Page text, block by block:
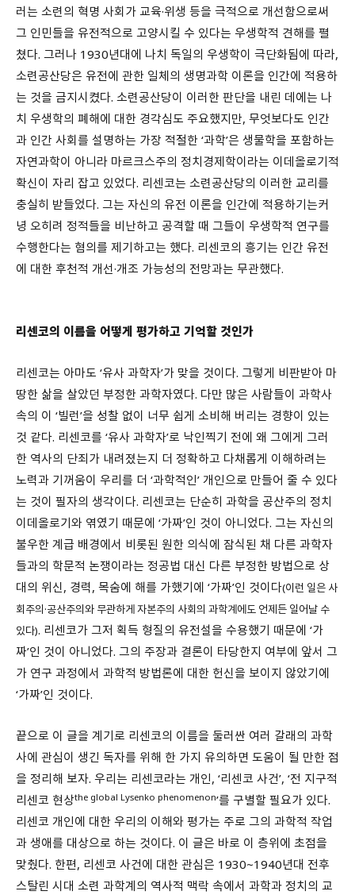
러는 소련의 혁명 사회가 교육·위생 등을 극적으로 개선함으로써
그 인민들을 유전적으로 고양시킬 수 있다는 우생학적 견해를 펼
쳤다. 그러나 1930년대에 나치 독일의 우생학이 극단화됨에 따라,
소련공산당은 유전에 관한 일체의 생명과학 이론을 인간에 적용하
는 것을 금지시켰다. 소련공산당이 이러한 판단을 내린 데에는 나
치 우생학의 폐해에 대한 경각심도 주요했지만, 무엇보다도 인간
과 인간 사회를 설명하는 가장 적절한 ‘과학’은 생물학을 포함하는
자연과학이 아니라 마르크스주의 정치경제학이라는 이데올로기적
확신이 자리 잡고 있었다. 리센코는 소련공산당의 이러한 교리를
충실히 받들었다. 그는 자신의 유전 이론을 인간에 적용하기는커
녕 오히려 정적들을 비난하고 공격할 때 그들이 우생학적 연구를
수행한다는 혐의를 제기하고는 했다. 리센코의 흥기는 인간 유전
에 대한 후천적 개선·개조 가능성의 전망과는 무관했다.
리센코의 이름을 어떻게 평가하고 기억할 것인가
리센코는 아마도 ‘유사 과학자’가 맞을 것이다. 그렇게 비판받아 마
땅한 삶을 살았던 부정한 과학자였다. 다만 많은 사람들이 과학사
속의 이 ‘빌런’을 성찰 없이 너무 쉽게 소비해 버리는 경향이 있는
것 같다. 리센코를 ‘유사 과학자’로 낙인찍기 전에 왜 그에게 그러
한 역사의 단죄가 내려졌는지 더 정확하고 다채롭게 이해하려는
노력과 기꺼움이 우리를 더 ‘과학적인’ 개인으로 만들어 줄 수 있다
는 것이 필자의 생각이다. 리센코는 단순히 과학을 공산주의 정치
이데올로기와 엮였기 때문에 ‘가짜’인 것이 아니었다. 그는 자신의
불우한 계급 배경에서 비롯된 원한 의식에 잠식된 채 다른 과학자
들과의 학문적 논쟁이라는 정공법 대신 다른 부정한 방법으로 상
대의 위신, 경력, 목숨에 해를 가했기에 ‘가짜’인 것이다(이런 일은 사
회주의·공산주의와 무관하게 자본주의 사회의 과학계에도 언제든 일어날 수
있다). 리센코가 그저 획득 형질의 유전설을 수용했기 때문에 ‘가
짜’인 것이 아니었다. 그의 주장과 결론이 타당한지 여부에 앞서 그
가 연구 과정에서 과학적 방법론에 대한 헌신을 보이지 않았기에
‘가짜’인 것이다.
끝으로 이 글을 계기로 리센코의 이름을 둘러싼 여러 갈래의 과학
사에 관심이 생긴 독자를 위해 한 가지 유의하면 도움이 될 만한 점
을 정리해 보자. 우리는 리센코라는 개인, ‘리센코 사건’, ‘전 지구적
리센코 현상the global Lysenko phenomenon’를 구별할 필요가 있다.
리센코 개인에 대한 우리의 이해와 평가는 주로 그의 과학적 작업
과 생애를 대상으로 하는 것이다. 이 글은 바로 이 층위에 초점을
맞췄다. 한편, 리센코 사건에 대한 관심은 1930~1940년대 전후
스탈린 시대 소련 과학계의 역사적 맥락 속에서 과학과 정치의 교